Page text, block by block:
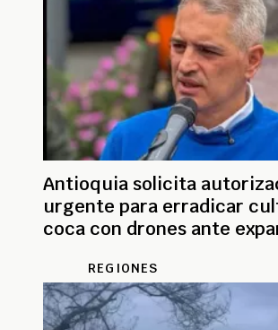
Antioquia solicita
urgente para erradicar
coca con drones ante
REGIONES